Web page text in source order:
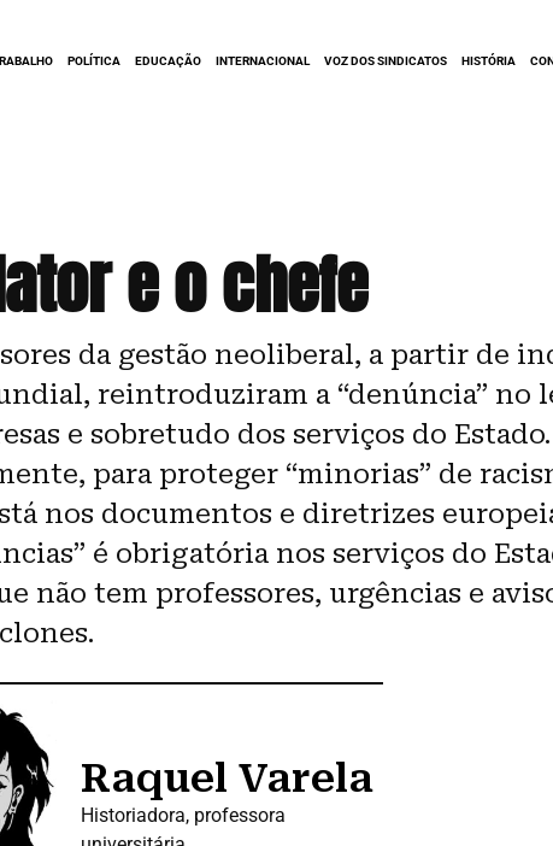
POLÍTICA EDUCAÇÃO INTERNACIONAL VOZ DOS SINDICATOS HISTÓRIA
e o chefe
da gestão neoliberal, a partir de
reintroduziram a “denúncia” no
e sobretudo dos serviços do Estado.
para proteger “minorias” de
nos documentos e diretrizes
é obrigatória nos serviços do
não tem professores, urgências e
Raquel Varela
Historiadora, professora